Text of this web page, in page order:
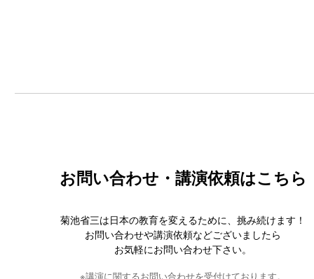
お問い合わせ・講演依頼はこちら
菊池省三は日本の教育を変えるために、挑み続けます！
お問い合わせや講演依頼などございましたら
お気軽にお問い合わせ下さい。
※講演に関するお問い合わせを受付けております。